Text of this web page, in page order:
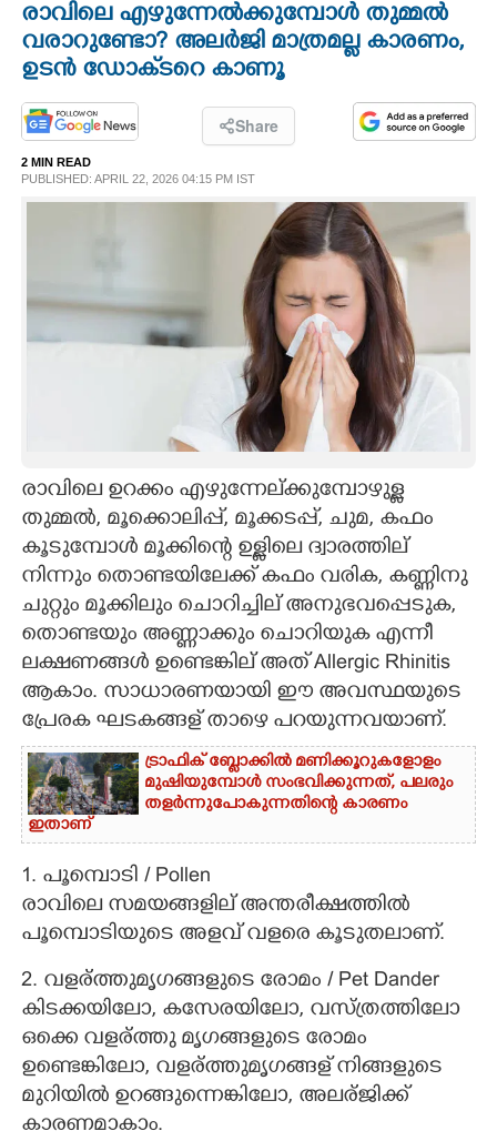
OPINION
PHOTOS
LIFESTYLE
INFO+
CARTOONS
LITERATURE
ZOOM
CONTACT US
രാവിലെ എഴുന്നേൽക്കുമ്പോൾ തുമ്മൽ
വരാറുണ്ടോ? അലർജി മാത്രമല്ല കാരണം,
ഉടൻ ഡോക്‌ടറെ കാണൂ
Share
2 MIN READ
PUBLISHED: APRIL 22, 2026 04:15 PM IST
രാവിലെ ഉറക്കം എഴുന്നേല്ക്കുമ്പോഴുള്ള
തുമ്മൽ, മൂക്കൊലിപ്പ്, മൂക്കടപ്പ്, ചുമ, കഫം
കൂടുമ്പോൾ മൂക്കിന്റെ ഉള്ളിലെ ദ്വാരത്തില്
നിന്നും തൊണ്ടയിലേക്ക് കഫം വരിക, കണ്ണിനു
ചുറ്റും മൂക്കിലും ചൊറിച്ചില് അനുഭവപ്പെടുക,
തൊണ്ടയും അണ്ണാക്കും ചൊറിയുക എന്നീ
ലക്ഷണങ്ങൾ ഉണ്ടെങ്കില് അത് Allergic Rhinitis
ആകാം. സാധാരണയായി ഈ അവസ്ഥയുടെ
പ്രേരക ഘടകങ്ങള് താഴെ പറയുന്നവയാണ്.
ട്രാഫിക് ബ്ലോക്കിൽ മണിക്കൂറുകളോളം
മുഷിയുമ്പോൾ സംഭവിക്കുന്നത്, പലരും
തളർന്നുപോകുന്നതിന്റെ കാരണം
ഇതാണ്
1. പൂമ്പൊടി / Pollen
രാവിലെ സമയങ്ങളില് അന്തരീക്ഷത്തിൽ
പൂമ്പൊടിയുടെ അളവ് വളരെ കൂടുതലാണ്.
2. വളര്ത്തുമൃഗങ്ങളുടെ രോമം / Pet Dander
കിടക്കയിലോ, കസേരയിലോ, വസ്ത്രത്തിലോ
ഒക്കെ വളര്ത്തു മൃഗങ്ങളുടെ രോമം
ഉണ്ടെങ്കിലോ, വളര്ത്തുമൃഗങ്ങള് നിങ്ങളുടെ
മുറിയിൽ ഉറങ്ങുന്നെങ്കിലോ, അലര്ജിക്ക്
കാരണമാകാം.